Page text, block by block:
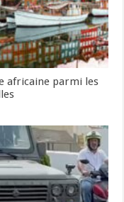
africaine parmi les